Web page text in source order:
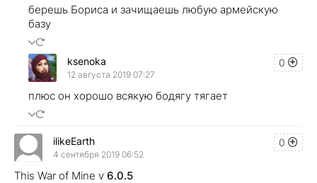
берешь Бориса и зачищаешь любую армейскую
базу
0
ksenoka
12 августа 2019 07:27
плюс он хорошо всякую бодягу тягает
0
ilikeEarth
4 сентября 2019 06:52
This War of Mine v 6.0.5